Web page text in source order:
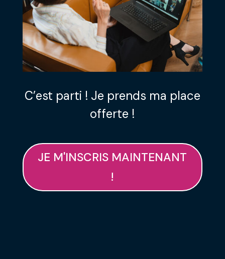
C’est parti ! Je prends ma place
offerte !
JE M'INSCRIS MAINTENANT
!